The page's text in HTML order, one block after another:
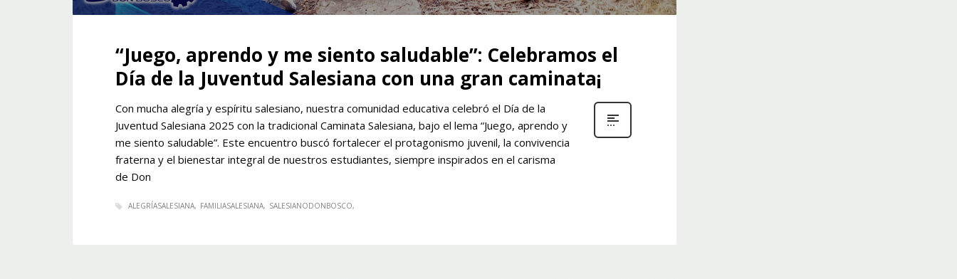
“Juego, aprendo y me siento saludable”: Celebramos el
Día de la Juventud Salesiana con una gran caminata¡
Con mucha alegría y espíritu salesiano, nuestra comunidad educativa celebró el Día de la
Juventud Salesiana 2025 con la tradicional Caminata Salesiana, bajo el lema “Juego, aprendo y
me siento saludable”. Este encuentro buscó fortalecer el protagonismo juvenil, la convivencia
fraterna y el bienestar integral de nuestros estudiantes, siempre inspirados en el carisma
de Don
ALEGRÍASALESIANA FAMILIASALESIANA SALESIANODONBOSCO